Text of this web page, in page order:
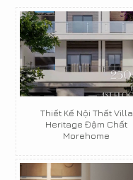
Thiết Kế Nội Thất Villa
Heritage Đậm Chất
Morehome